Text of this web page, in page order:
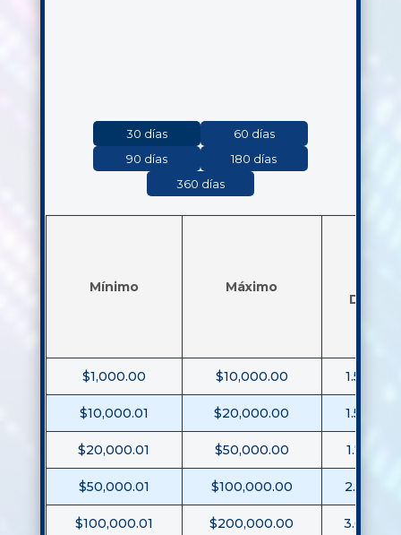
30 días
60 días
90 días
180 días
360 días
Mínimo Máximo
Días
$1,000.00 $10,000.00 1.50%
$10,000.01 $20,000.00 1.50%
$20,000.01 $50,000.00 1.75%
$50,000.01 $100,000.00 2.50%
$100,000.01 $200,000.00 3.00%